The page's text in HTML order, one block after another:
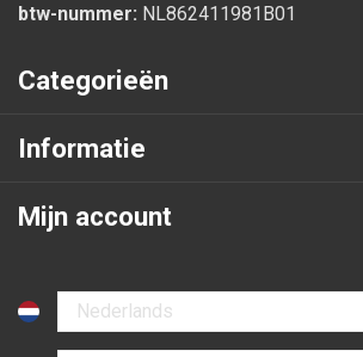
btw-nummer: NL862411981B01
Categorieën
Informatie
Mijn account
Selecteer taal